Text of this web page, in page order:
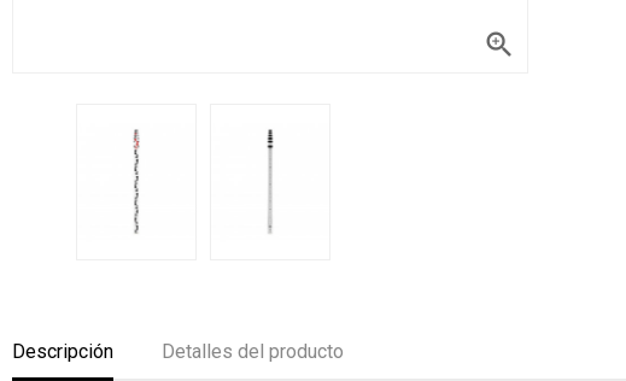

Descripción Detalles del producto